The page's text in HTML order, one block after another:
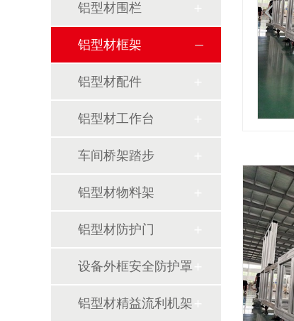
铝型材围栏
铝型材框架
铝型材配件
铝型材工作台
车间桥架踏步
铝型材物料架
铝型材防护门
设备外框安全防护罩
铝型材精益流利机架